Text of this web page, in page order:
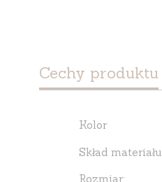
Cechy produktu
Kolor
Skład materiału
Rozmiar: